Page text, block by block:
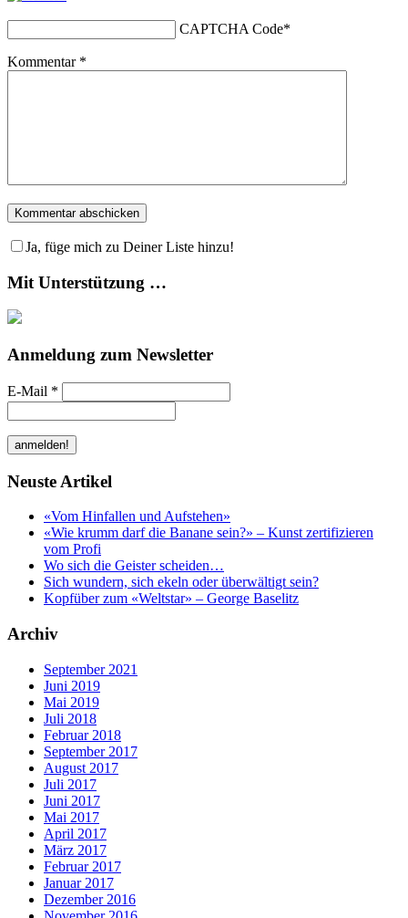
CAPTCHA Code*
Kommentar *
Ja, füge mich zu Deiner Liste hinzu!
Mit Unterstützung …
Anmeldung zum Newsletter
E-Mail *
Neuste Artikel
«Vom Hinfallen und Aufstehen»
«Wie krumm darf die Banane sein?» – Kunst zertifizieren
vom Profi
Wo sich die Geister scheiden…
Sich wundern, sich ekeln oder überwältigt sein?
Kopfüber zum «Weltstar» – George Baselitz
Archiv
September 2021
Juni 2019
Mai 2019
Juli 2018
Februar 2018
September 2017
August 2017
Juli 2017
Juni 2017
Mai 2017
April 2017
März 2017
Februar 2017
Januar 2017
Dezember 2016